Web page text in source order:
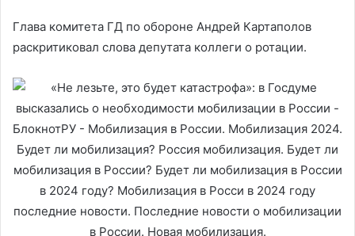
Глава комитета ГД по обороне Андрей Картаполов
раскритиковал слова депутата коллеги о ротации.